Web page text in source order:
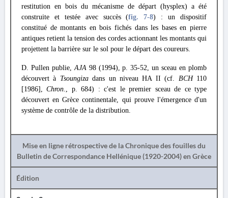
restitution en bois du mécanisme de départ (hysplex) a été
construite et testée avec succès (fig. 7-8) : un dispositif
constitué de montants en bois fichés dans les bases en pierre
antiques retient la tension des cordes actionnant les montants qui
projettent la barrière sur le sol pour le départ des coureurs.
D. Pullen publie,AJA98 (1994), p. 35-52, un sceau en plomb
découvert à Tsoungizadans un niveau HA II (cf. BCH 110
[1986],Chron., p. 684) : c'est le premier sceau de ce type
découvert en Grèce continentale, qui prouve l'émergence d'un
système de contrôle de la distribution.
Mise en ligne rétrospective de la Chronique des fouilles du
Bulletin de Correspondance Hellénique (1920-2004) en Grèce
Édition